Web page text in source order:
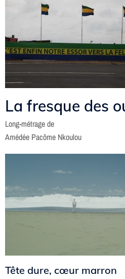
La fresque des
Long-métrage de
Amédée Pacôme Nkoulou
Tête dure, cœur marron